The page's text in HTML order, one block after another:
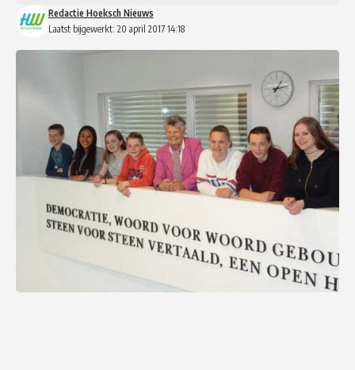
Laatst bijgewerkt: 20 april 2017 14:18
Redactie Hoeksch Nieuws